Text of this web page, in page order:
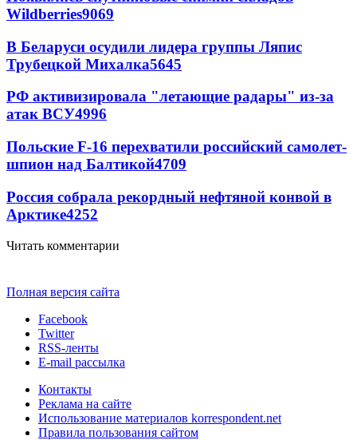
Wildberries9069
В Беларуси осудили лидера группы Ляпис
Трубецкой Михалка5645
РФ активизировала "летающие радары" из-за
атак ВСУ4996
Польские F-16 перехватили российский самолет-
шпион над Балтикой4709
Россия собрала рекордный нефтяной конвой в
Арктике4252
Читать комментарии
Полная версия сайта
Facebook
Twitter
RSS-ленты
E-mail рассылка
Контакты
Реклама на сайте
Использование материалов korrespondent.net
Правила пользования сайтом